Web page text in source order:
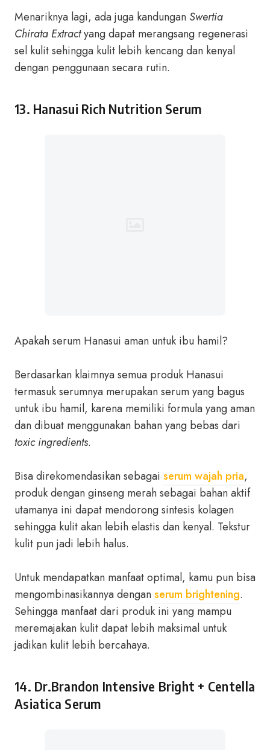
Menariknya lagi, ada juga kandungan Swertia
Chirata Extractyang dapat merangsang regenerasi
sel kulit sehingga kulit lebih kencang dan kenyal
dengan penggunaan secara rutin.
13. Hanasui Rich Nutrition Serum
Apakah serum Hanasui aman untuk ibu hamil?
Berdasarkan klaimnya semua produk Hanasui
termasuk serumnya merupakan serum yang bagus
untuk ibu hamil, karena memiliki formula yang aman
dan dibuat menggunakan bahan yang bebas dari
toxic ingredients.
Bisa direkomendasikan sebagai serum wajah pria,
produk dengan ginseng merah sebagai bahan aktif
utamanya ini dapat mendorong sintesis kolagen
sehingga kulit akan lebih elastis dan kenyal. Tekstur
kulit pun jadi lebih halus.
Untuk mendapatkan manfaat optimal, kamu pun bisa
mengombinasikannya denganserum brightening.
Sehingga manfaat dari produk ini yang mampu
meremajakan kulit dapat lebih maksimal untuk
jadikan kulit lebih bercahaya.
14. Dr.Brandon Intensive Bright + Centella
Asiatica Serum